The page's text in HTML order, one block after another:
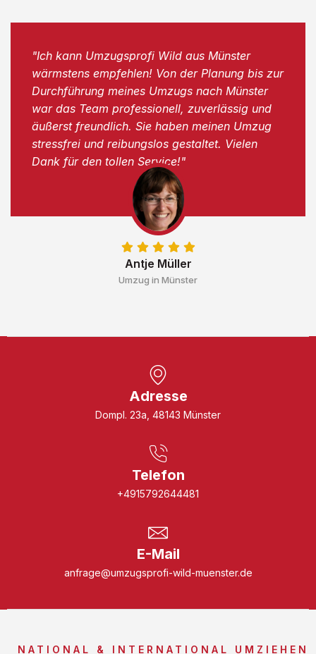
Antje Müller
Umzug in Münster
"Ich kann Umzugsprofi Wild aus Münster
wärmstens empfehlen! Von der Planung bis zur
Durchführung meines Umzugs nach Münster
war das Team professionell, zuverlässig und
äußerst freundlich. Sie haben meinen Umzug
stressfrei und reibungslos gestaltet. Vielen
Dank für den tollen Service!"
Adresse
Dompl. 23a, 48143 Münster
Telefon
+4915792644481
E-Mail
anfrage@umzugsprofi-wild-muenster.de
NATIONAL & INTERNATIONAL UMZIEHEN